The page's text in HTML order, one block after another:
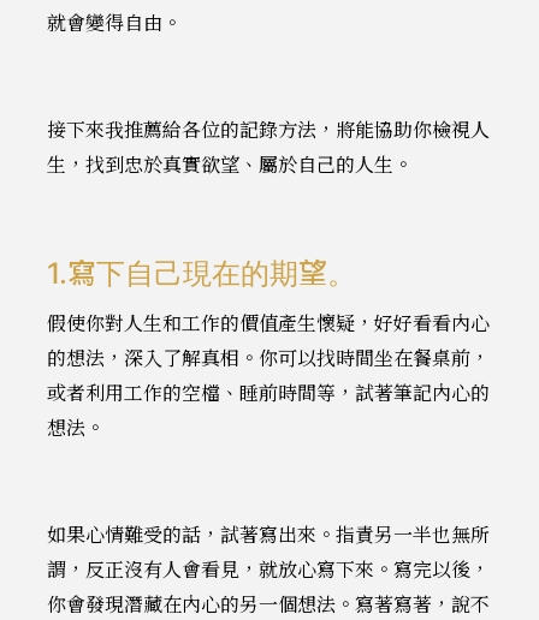
就會變得自由。
接下來我推薦給各位的記錄方法，將能協助你檢視人
生，找到忠於真實欲望、屬於自己的人生。
1.寫下自己現在的期望。
假使你對人生和工作的價值產生懷疑，好好看看內心
的想法，深入了解真相。你可以找時間坐在餐桌前，
或者利用工作的空檔、睡前時間等，試著筆記內心的
想法。
如果心情難受的話，試著寫出來。指責另一半也無所
謂，反正沒有人會看見，就放心寫下來。寫完以後，
你會發現潛藏在內心的另一個想法。寫著寫著，說不